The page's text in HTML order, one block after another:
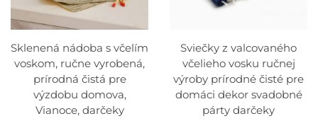
Sklenená nádoba s včelím
voskom, ručne vyrobená,
prírodná čistá pre
výzdobu domova,
Vianoce, darčeky
Sviečky z valcovaného
včelieho vosku ručnej
výroby prírodné čisté pre
domáci dekor svadobné
párty darčeky